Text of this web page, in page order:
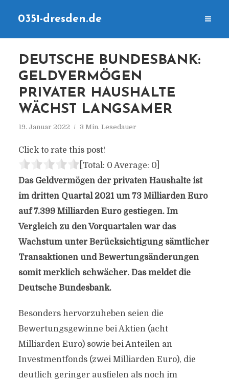
0351-dresden.de
DEUTSCHE BUNDESBANK:
GELDVERMÖGEN
PRIVATER HAUSHALTE
WÄCHST LANGSAMER
19. Januar 2022 3 Min. Lesedauer
Click to rate this post!
[Total: 0 Average: 0]
Das Geldvermögen der privaten Haushalte ist
im dritten Quartal 2021 um 73 Milliarden Euro
auf 7.399 Milliarden Euro gestiegen. Im
Vergleich zu den Vorquartalen war das
Wachstum unter Berücksichtigung sämtlicher
Transaktionen und Bewertungsänderungen
somit merklich schwächer. Das meldet die
Deutsche Bundesbank.
Besonders hervorzuheben seien die
Bewertungsgewinne bei Aktien (acht
Milliarden Euro) sowie bei Anteilen an
Investmentfonds (zwei Milliarden Euro), die
deutlich geringer ausfielen als noch im